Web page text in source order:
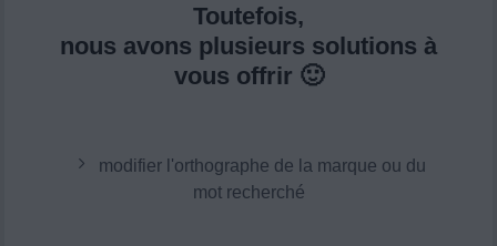
Toutefois,
nous avons plusieurs solutions à
vous offrir 🙂
modifier l'orthographe de la marque ou du
mot recherché